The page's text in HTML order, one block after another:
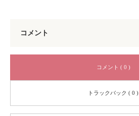
コメント
コメント ( 0 )
トラックバック ( 0 )